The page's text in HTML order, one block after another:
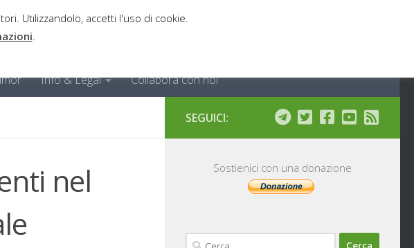
Info & Legal Collabora con noi
nel
SEGUICI:
Sostienici con una donazione
Ricerca
Utilizzandolo, accetti l'uso di cookie.